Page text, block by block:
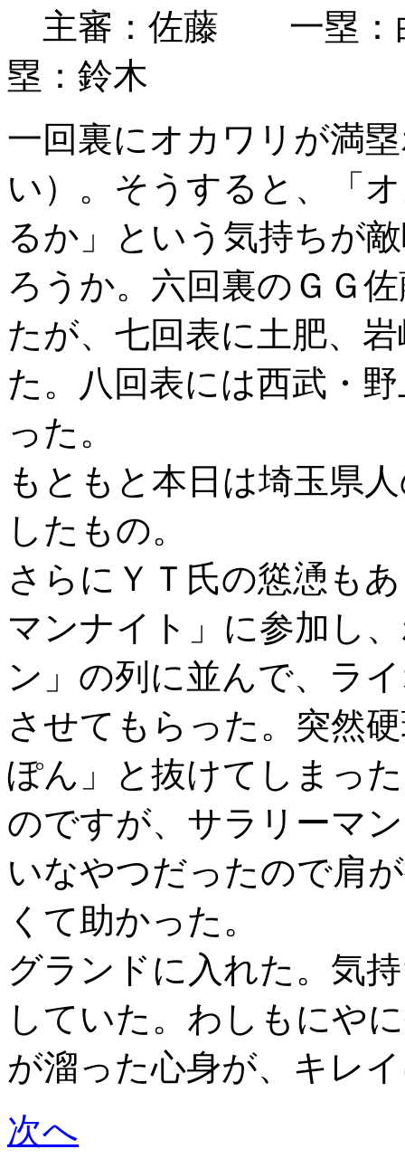
主審：佐藤 一塁
塁：鈴木
一回裏にオカワリが満
い）。そうすると、「
るか」という気持ちが
ろうか。六回裏のＧＧ
たが、七回表に土肥、
た。八回表には西武・
った。
もともと本日は埼玉県
したもの。
さらにＹＴ氏の慫慂も
マンナイト」に参加し
ン」の列に並んで、ラ
させてもらった。突然
ぽん」と抜けてしまっ
のですが、サラリーマ
いなやつだったので肩
くて助かった。
グランドに入れた。気
していた。わしもにや
が溜った心身が、キレ
次へ